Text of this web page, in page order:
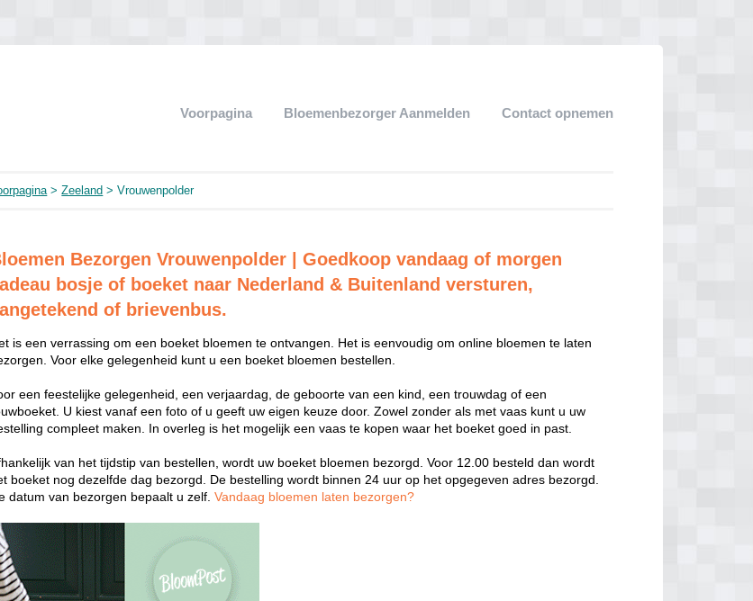
Voorpagina Bloemenbezorger Aanmelden Contact opnemen
>Zeeland > Vrouwenpolder
Bezorgen Vrouwenpolder | Goedkoop vandaag of morgen
bosje of boeket naar Nederland & Buitenland versturen,
of brievenbus.
is een verrassing om een boeket bloemen te ontvangen. Het is eenvoudig om online bloemen te laten
Voor elke gelegenheid kunt u een boeket bloemen bestellen.
een feestelijke gelegenheid, een verjaardag, de geboorte van een kind, een trouwdag of een
U kiest vanaf een foto of u geeft uw eigen keuze door. Zowel zonder als met vaas kunt u uw
compleet maken. In overleg is het mogelijk een vaas te kopen waar het boeket goed in past.
van het tijdstip van bestellen, wordt uw boeket bloemen bezorgd. Voor 12.00 besteld dan wordt
boeket nog dezelfde dag bezorgd. De bestelling wordt binnen 24 uur op het opgegeven adres bezorgd.
datum van bezorgen bepaalt u zelf.Vandaag bloemen laten bezorgen?